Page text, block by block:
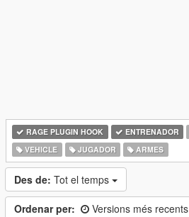
RAGE PLUGIN HOOK ENTRENADOR
VEHICLE
JUGADOR ARMES
Des de: Tot el temps
Ordenar per: Versions més recents